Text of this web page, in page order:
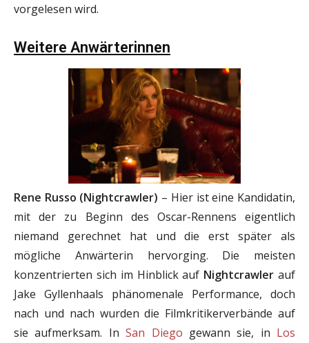
vorgelesen wird.
Weitere Anwärterinnen
Rene Russo (Nightcrawler) – Hier ist eine Kandidatin,
mit der zu Beginn des Oscar-Rennens eigentlich
niemand gerechnet hat und die erst später als
mögliche Anwärterin hervorging. Die meisten
konzentrierten sich im Hinblick auf Nightcrawler auf
Jake Gyllenhaals phänomenale Performance, doch
nach und nach wurden die Filmkritikerverbände auf
sie aufmerksam. InSan Diego gewann sie, in Los